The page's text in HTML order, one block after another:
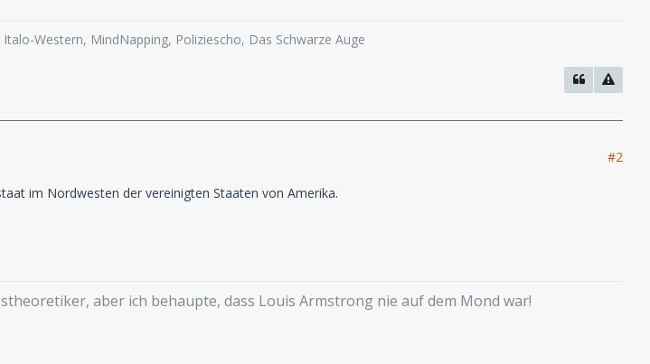
Italo-Western, MindNapping, Poliziescho, Das Schwarze Auge
#2
im Nordwesten der vereinigten Staaten von Amerika.
aber ich behaupte, dass Louis Armstrong nie auf dem Mond war!